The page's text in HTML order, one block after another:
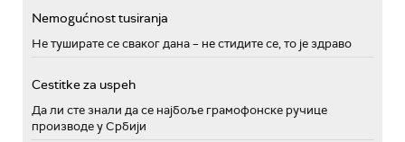
Nemogućnost tusiranja
Не туширате се сваког дана – не стидите се, то је здраво
Cestitke za uspeh
Да ли сте знали да се најбоље грамофонске ручице
производе у Србији